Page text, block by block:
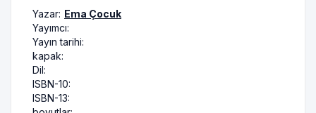
Yazar: Ema Çocuk
Yayımcı:
Yayın tarihi:
kapak:
Dil:
ISBN-10:
ISBN-13: